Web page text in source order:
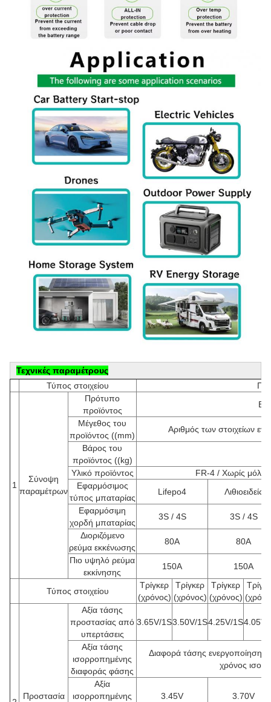
Τεχνικές παραμέτρους
Τύπος στοιχείου
1
Σύνοψη
παραμέτρων
Πρότυπο
προϊόντος
Μέγεθος του
προϊόντος ((mm)
Αριθμός των στοιχείων
Βάρος του
προϊόντος ((kg)
Υλικό προϊόντος
FR-4 / Χωρίς
Εφαρμόσιμος
τύπος μπαταρίας
Lifepo4
Λιθιοειδείς
Εφαρμόσιμη
χορδή μπαταρίας
3S / 4S
3S / 4S
Διοριζόμενο
ρεύμα εκκένωσης
80A
80A
Πιο υψηλό ρεύμα
εκκίνησης
150A 150A
Τύπος στοιχείου
Τρίγκερ
(χρόνος)
Τρίγκερ
(χρόνος)
Τρίγκερ
(χρόνος)
Προστασία
Αξία τάσης
προστασίας από
υπερτάσεις
3.65V/1S3.50V/1S4.25V/1S4.05V/
Αξία τάσης
ισορροπημένης
διαφοράς φάσης
Διαφορά τάσης
χρόνος
Αξία
ισορροπημένης
3.45V 3.70V